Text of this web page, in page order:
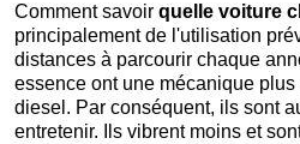
Comment savoir quelle voiture
principalement de l'utilisation
distances à parcourir chaque
essence ont une mécanique
diesel. Par conséquent, ils sont
entretenir. Ils vibrent moins et